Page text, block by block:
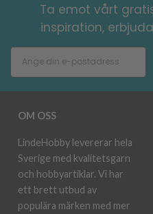
Ta emot vårt
inspiration,
OM OSS
LindeHobby levererar hela
Sverige med kvalitetsgarn
och hobbyartiklar. Vi har
ett brett utbud av
populära märken med mer